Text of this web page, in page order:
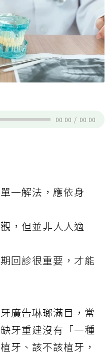
00:00 / 00:00
一解法，應依身
，但並非人人適
回診很重要，才能
牙廣告琳瑯滿目，常
牙重建沒有「一種
牙、該不該植牙，